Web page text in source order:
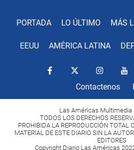
PORTADA LO ÚLTIMO MÁS
EEUU AMÉRICA LATINA
Contactenos
Las Américas Multimedia
TODOS LOS DERECHOS
PROHIBIDA LA REPRODUCCIÓN TOTAL
MATERIAL DE ESTE DIARIO SIN LA
EDITORES
Copyright Diario Las Américas